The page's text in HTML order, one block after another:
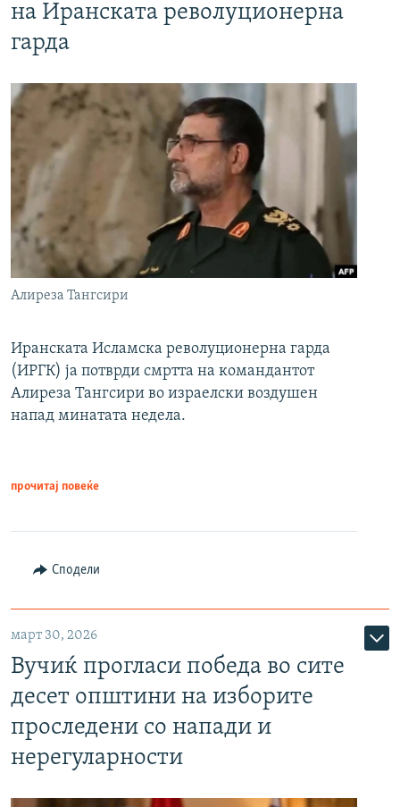
на Иранската револуционерна
гарда
Алиреза Тангсири
Иранската Исламска револуционерна гарда
(ИРГК) ја потврди смртта на командантот
Алиреза Тангсири во израелски воздушен
напад минатата недела.
прочитај повеќе
Сподели
март 30, 2026
Вучиќ прогласи победа во сите
десет општини на изборите
проследени со напади и
нерегуларности